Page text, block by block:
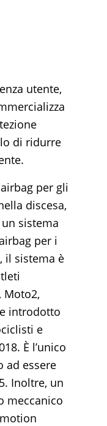
utente,
di ridurre
per gli
discesa,
sistema
per i
il sistema è
Moto2,
introdotto
e
È l’unico
ad essere
Inoltre, un
meccanico